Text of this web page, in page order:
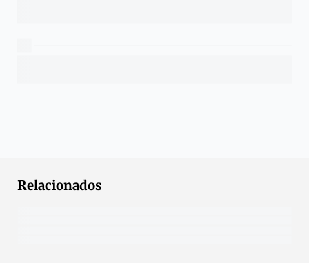
Relacionados